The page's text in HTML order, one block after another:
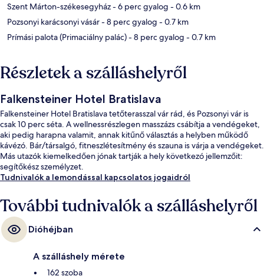
Szent Márton-székesegyház- 6 perc gyalog - 0.6 km
Pozsonyi karácsonyi vásár- 8 perc gyalog - 0.7 km
Prímási palota (Primaciálny palác)- 8 perc gyalog - 0.7 km
Részletek a szálláshelyről
Falkensteiner Hotel Bratislava
Falkensteiner Hotel Bratislava tetőterasszal vár rád, és Pozsonyi vár is
csak 10 perc séta. A wellnessrészlegen masszázs csábítja a vendégeket,
aki pedig harapna valamit, annak kitűnő választás a helyben működő
kávézó. Bár/társalgó, fitneszlétesítmény és szauna is várja a vendégeket.
Más utazók kiemelkedően jónak tartják a hely következó jellemzőit:
segítőkész személyzet.
Tudnivalók a lemondással kapcsolatos jogaidról
További tudnivalók a szálláshelyről
Dióhéjban
A szálláshely mérete
162 szoba